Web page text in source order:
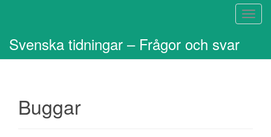
S
p
Svenska tidningar – Frågor och svar
Buggar